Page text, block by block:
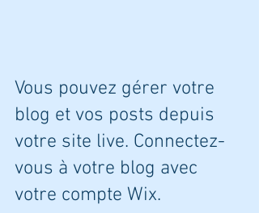
Vous pouvez gérer votre
blog et vos posts depuis
votre site live. Connectez-
vous à votre blog avec
votre compte Wix.